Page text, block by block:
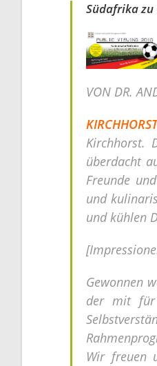
Südafrika zu
VON DR.
Kirchhorst.
überdacht
Freunde
und
und kühlen
Gewonnen
der mit für
Wir freuen